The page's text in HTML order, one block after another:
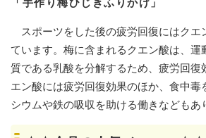
「手作り梅ひじきふりかけ」
スポーツをした後の疲労回復にはクエ
ています。梅に含まれるクエン酸は、運
質である乳酸を分解するため、疲労回復
エン酸には疲労回復効果のほか、食中毒
シウムや鉄の吸収を助ける働きなどもあ